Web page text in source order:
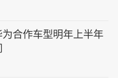
合作车型明年上半年